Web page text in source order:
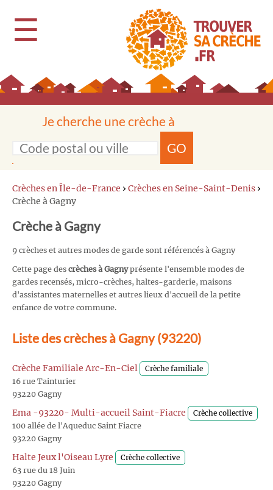
☰
Je cherche une crèche à
GO
Crèches en Île-de-France › Crèches en Seine-Saint-Denis ›
Crèche à Gagny
Crèche à Gagny
9 crèches et autres modes de garde sont référencés à Gagny
Cette page des crèches à Gagnyprésente l'ensemble modes de
gardes recensés, micro-crèches, haltes-garderie, maisons
d'assistantes maternelles et autres lieux d'accueil de la petite
enfance de votre commune.
Liste des crèches à Gagny (93220)
Crèche Familiale Arc-En-Ciel Crèche familiale
16 rue Tainturier
93220 Gagny
Ema -93220- Multi-accueil Saint-Fiacre Crèche collective
100 allée de l'Aqueduc Saint Fiacre
93220 Gagny
Halte Jeux l'Oiseau Lyre Crèche collective
63 rue du 18 Juin
93220 Gagny